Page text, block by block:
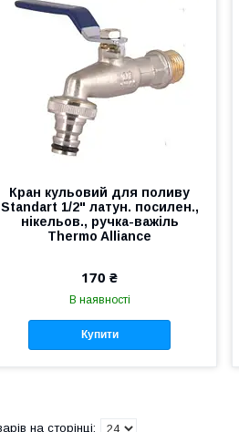
Кран кульовий для поливу
Standart 1/2" латун. посилен.,
нікельов., ручка-важіль
Thermo Alliance
170 ₴
В наявності
Купити